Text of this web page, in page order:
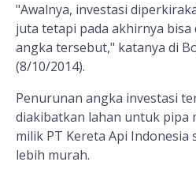
"Awalnya, investasi
juta tetapi pada akhirnya
angka tersebut," katanya di
(8/10/2014).
Penurunan angka investasi
diakibatkan lahan untuk pipa
milik PT Kereta Api Indonesia
lebih murah.